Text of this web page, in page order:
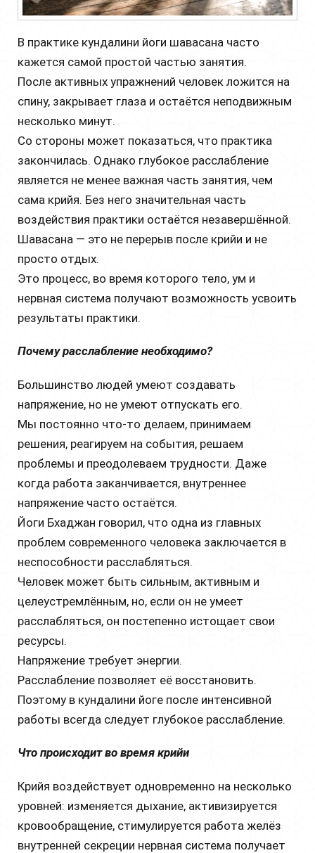
В практике кундалини йоги шавасана часто
кажется самой простой частью занятия.
После активных упражнений человек ложится на
спину, закрывает глаза и остаётся неподвижным
несколько минут.
Со стороны может показаться, что практика
закончилась. Однако глубокое расслабление
является не менее важная часть занятия, чем
сама крийя. Без него значительная часть
воздействия практики остаётся незавершённой.
Шавасана — это не перерыв после крийи и не
просто отдых.
Это процесс, во время которого тело, ум и
нервная система получают возможность усвоить
результаты практики.
Почему расслабление необходимо?
Большинство людей умеют создавать
напряжение, но не умеют отпускать его.
Мы постоянно что-то делаем, принимаем
решения, реагируем на события, решаем
проблемы и преодолеваем трудности. Даже
когда работа заканчивается, внутреннее
напряжение часто остаётся.
Йоги Бхаджан говорил, что одна из главных
проблем современного человека заключается в
неспособности расслабляться.
Человек может быть сильным, активным и
целеустремлённым, но, если он не умеет
расслабляться, он постепенно истощает свои
ресурсы.
Напряжение требует энергии.
Расслабление позволяет её восстановить.
Поэтому в кундалини йоге после интенсивной
работы всегда следует глубокое расслабление.
Что происходит во время крийи
Крийя воздействует одновременно на несколько
уровней: изменяется дыхание, активизируется
кровообращение, стимулируется работа желёз
внутренней секреции нервная система получает